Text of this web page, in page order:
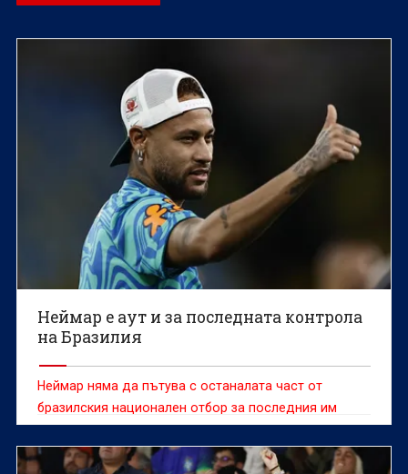
Неймар е аут и за последната контрола
на Бразилия
Неймар няма да пътува с останалата част от
бразилския национален отбор за последния им
контролен мач преди Световното първенство
срещу Египет в събота